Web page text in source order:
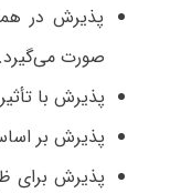
پذیرش در
صورت می‌گیرد.
پذیرش با
پذیرش بر
پذیرش برای